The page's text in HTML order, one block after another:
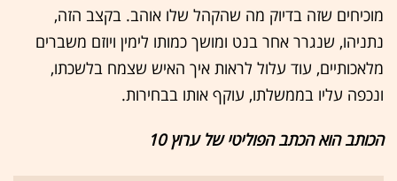
מוכיחים שזה בדיוק מה שהקהל שלו אוהב. בקצב הזה,
נתניהו, שנגרר אחר בנט ומושך כמותו לימין ויוזם משברים
מלאכותיים, עוד עלול לראות איך האיש שצמח בלשכתו,
ונכפה עליו בממשלתו, עוקף אותו בבחירות.
הכותב הוא הכתב הפוליטי של ערוץ 10